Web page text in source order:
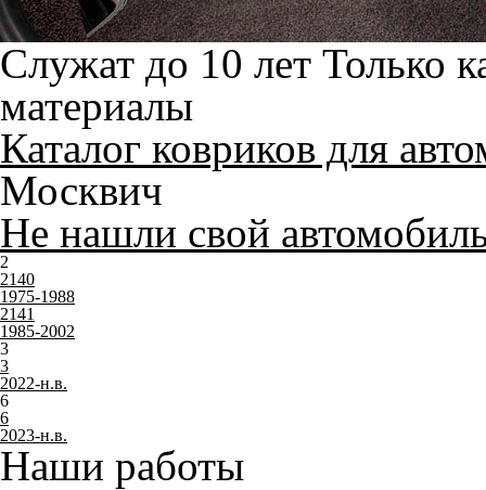
Служат до 10 лет Только
материалы
Каталог ковриков для
Москвич
Не нашли свой
2
2140
1975-1988
2141
1985-2002
3
3
2022-н.в.
6
6
2023-н.в.
Наши работы